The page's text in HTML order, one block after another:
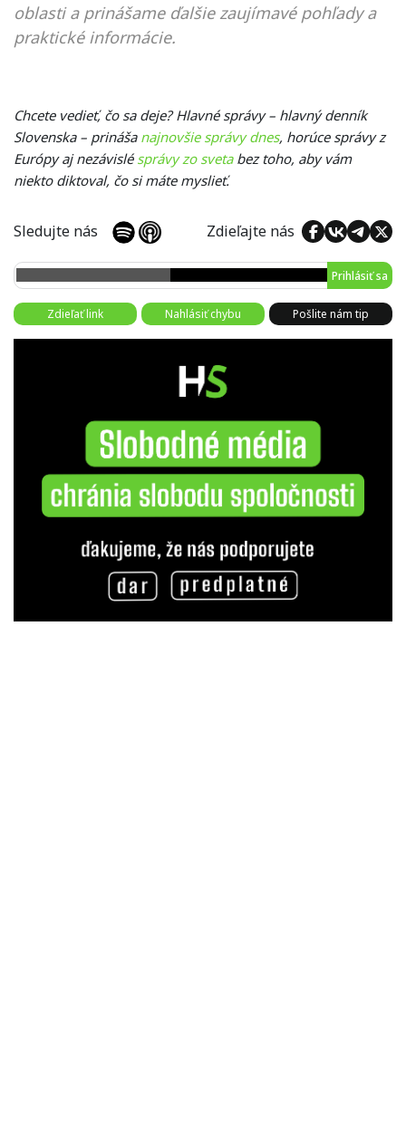
oblasti a prinášame ďalšie zaujímavé pohľady a
praktické informácie.
Chcete vedieť, čo sa deje? Hlavné správy – hlavný denník
Slovenska – prináša najnovšie správy dnes, horúce správy z
Európy aj nezávislé správy zo svetabez toho, aby vám
niekto diktoval, čo si máte myslieť.
Sledujte nás Zdieľajte nás
Prihlásiť sa
Zdieľať link Nahlásiť chybu Pošlite nám tip